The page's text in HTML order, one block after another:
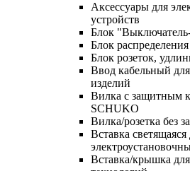
Аксессуары для
устройств
Блок
Блок
Блок розеток,
Ввод кабельный
изделий
Вилка с защитным
SCHUKO
Вилка/розетка без
Вставка светящаяся
Вставка/крышка